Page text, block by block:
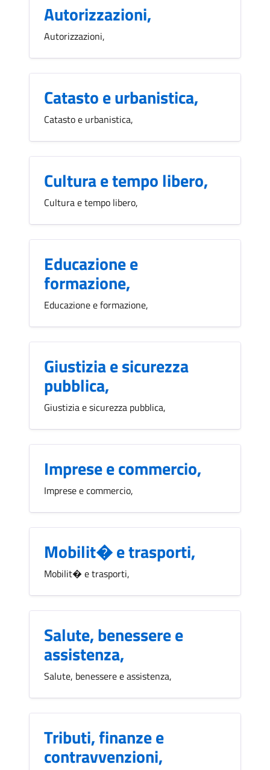
Autorizzazioni,
Autorizzazioni,
Catasto e urbanistica,
Catasto e urbanistica,
Cultura e tempo libero,
Cultura e tempo libero,
Educazione e
formazione,
Educazione e formazione,
Giustizia e sicurezza
pubblica,
Giustizia e sicurezza pubblica,
Imprese e commercio,
Imprese e commercio,
Mobilit� e trasporti,
Mobilit� e trasporti,
Salute, benessere e
assistenza,
Salute, benessere e assistenza,
Tributi, finanze e
contravvenzioni,